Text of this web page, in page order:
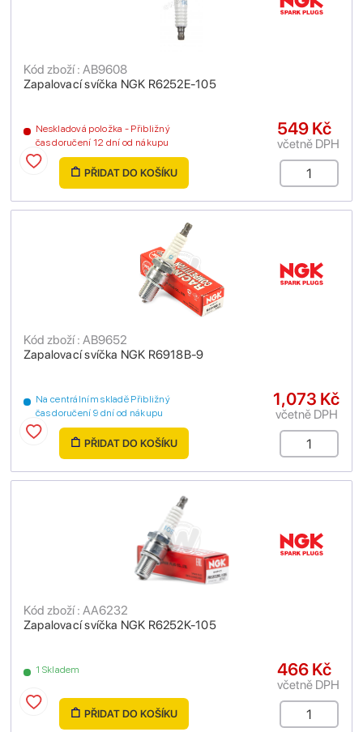
Zapalovací svíčka NGK R6252E-105
Kód zboží : AB9608
Neskladová položka - Přibližný
čas doručení 12 dní od nákupu
549 Kč
včetně DPH
PŘIDAT DO KOŠÍKU
Zapalovací svíčka NGK R6918B-9
Kód zboží : AB9652
Na centrálním skladě Přibližný
čas doručení 9 dní od nákupu
1,073 Kč
včetně DPH
PŘIDAT DO KOŠÍKU
Zapalovací svíčka NGK R6252K-105
Kód zboží : AA6232
1 Skladem 466 Kč
včetně DPH
PŘIDAT DO KOŠÍKU